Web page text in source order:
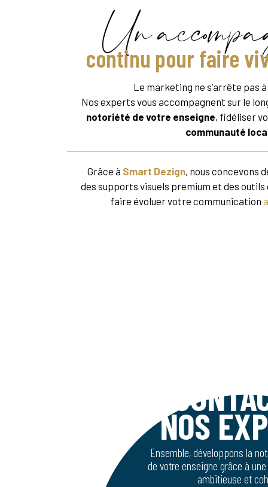
Un
continu pour faire
Le marketing ne s’arrête pas à
Nos experts vous accompagnent sur le
notoriété de votre enseigne, fidéliser
communauté
Grâce à Smart Dezign, nous concevons
des supports visuels premium et des
faire évoluer votre communication
NOS
Ensemble, développons la
de votre enseigne grâce à
ambitieuse et